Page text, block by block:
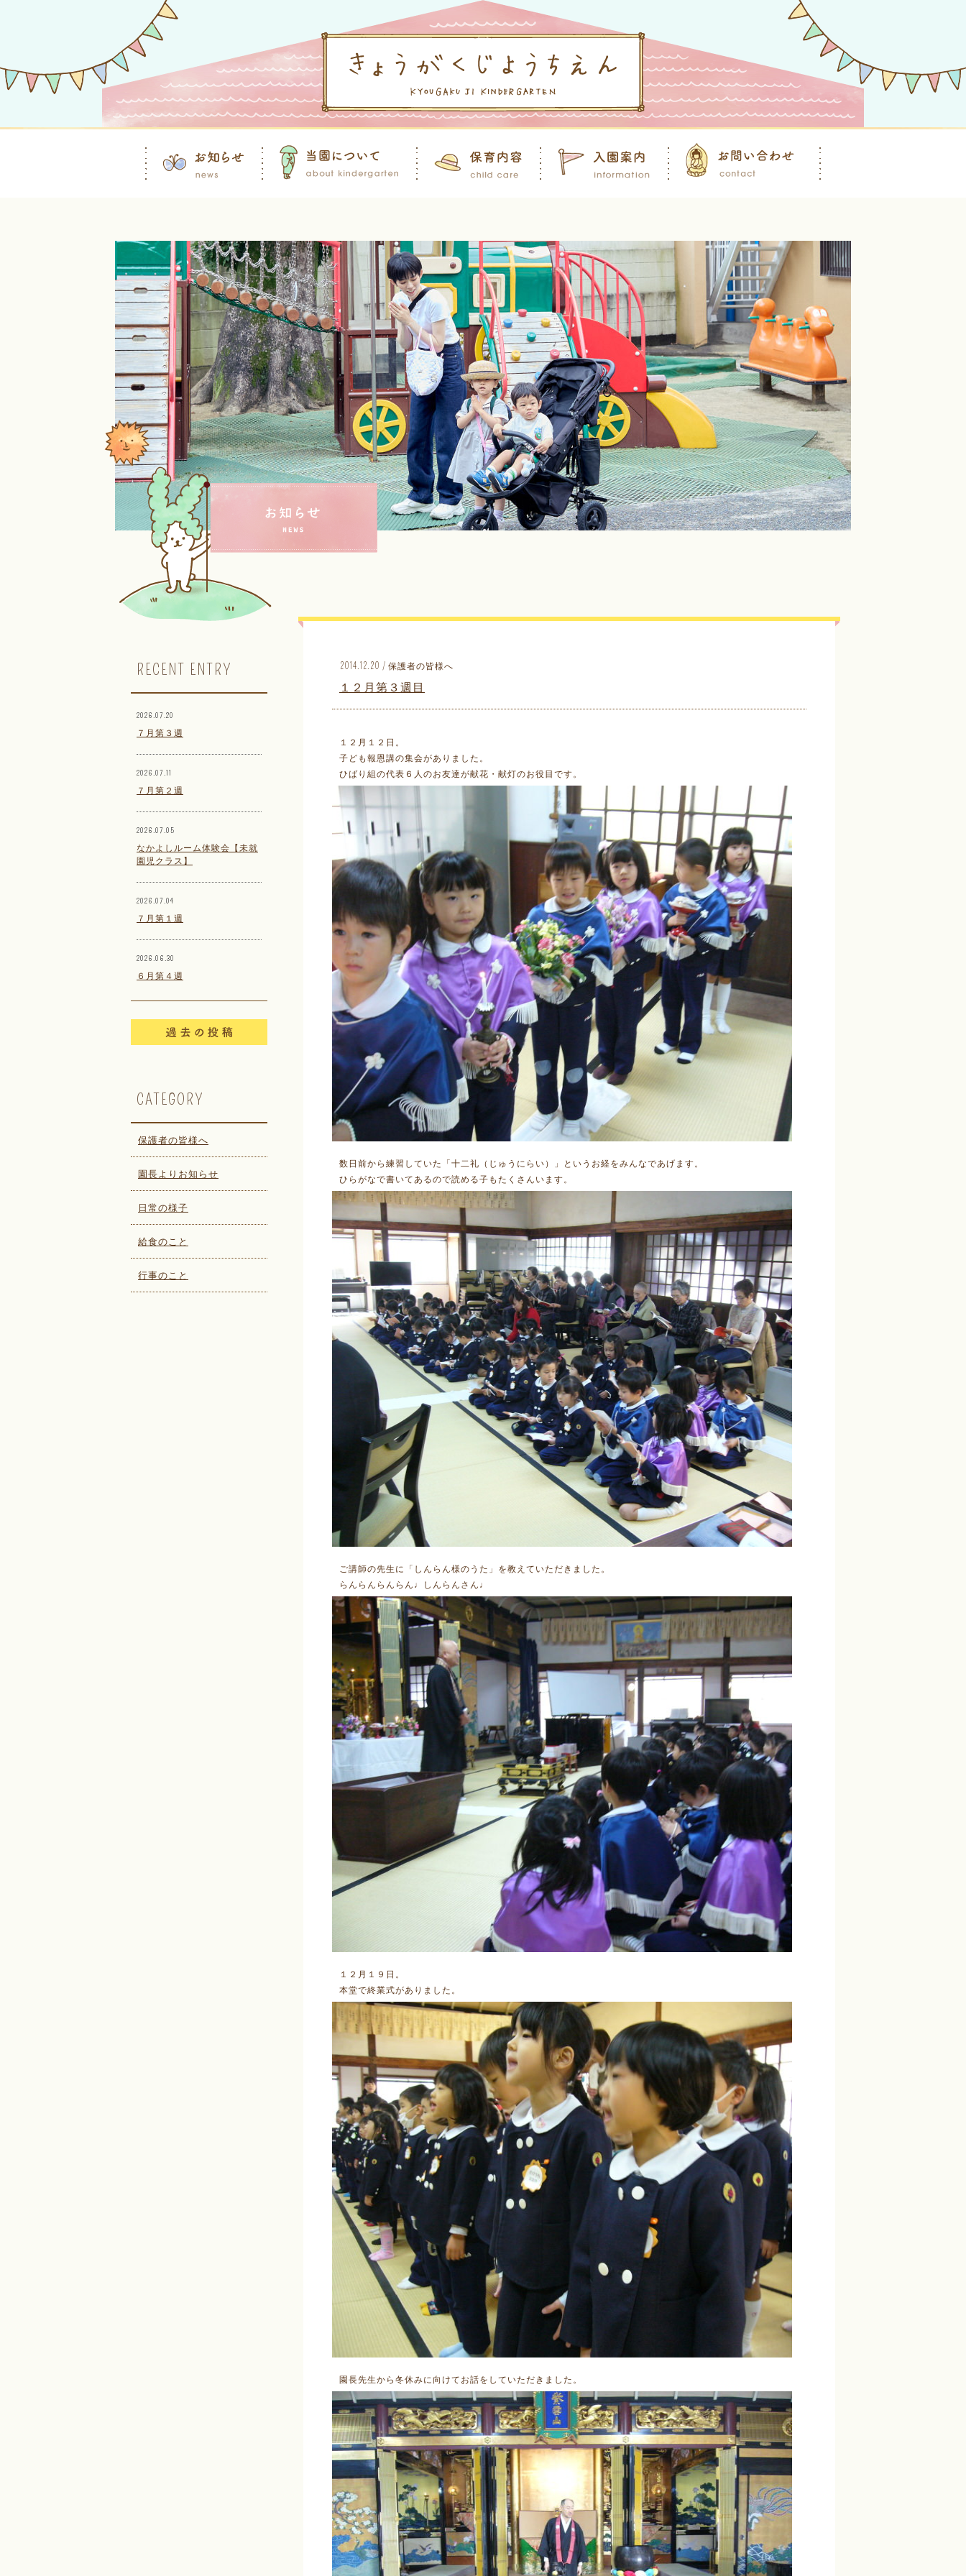
RECENT ENTRY
2026.07.20
７月第３週
2026.07.11
７月第２週
2026.07.05
なかよしルーム体験会【未就
園児クラス】
2026.07.04
７月第１週
2026.06.30
６月第４週
CATEGORY
保護者の皆様へ
園長よりお知らせ
日常の様子
給食のこと
行事のこと
2014.12.20 / 保護者の皆様へ
１２月第３週目
１２月１２日。
子ども報恩講の集会がありました。
ひばり組の代表６人のお友達が献花・献灯のお役目です。
数日前から練習していた「十二礼（じゅうにらい）」というお経をみんなであげます。
ひらがなで書いてあるので読める子もたくさんいます。
ご講師の先生に「しんらん様のうた」を教えていただきました。
らんらんらんらん♩しんらんさん♩
１２月１９日。
本堂で終業式がありました。
園長先生から冬休みに向けてお話をしていただきました。